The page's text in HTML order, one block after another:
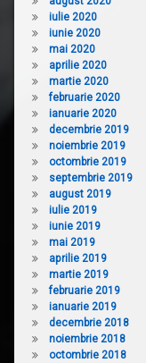
iulie 2020
iunie 2020
mai 2020
aprilie 2020
martie 2020
februarie 2020
ianuarie 2020
decembrie 2019
noiembrie 2019
octombrie 2019
septembrie 2019
august 2019
iulie 2019
iunie 2019
mai 2019
aprilie 2019
martie 2019
februarie 2019
ianuarie 2019
decembrie 2018
noiembrie 2018
octombrie 2018